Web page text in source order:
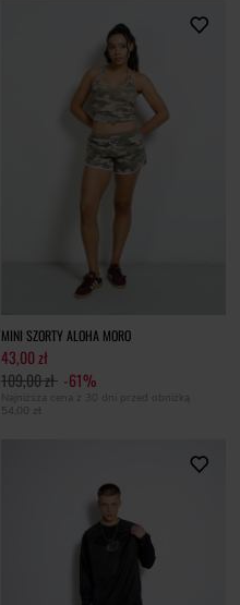
MINI SZORTY ALOHA MORO
43,00 zł
109,00 zł -61%
Najniższa cena z 30 dni przed obniżką
54,00 zł